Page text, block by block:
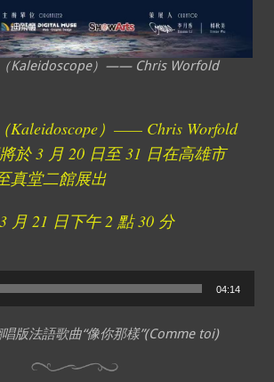
（Kaleidoscope）—— Chris Worfold
Kaleidoscope）—— Chris Worfold
於 3 月 20 日至 31 日在高雄市
真堂二館展出
月 21 日下午 2 點 30 分
04:14
版法語歌曲“像你那樣”(Comme toi)